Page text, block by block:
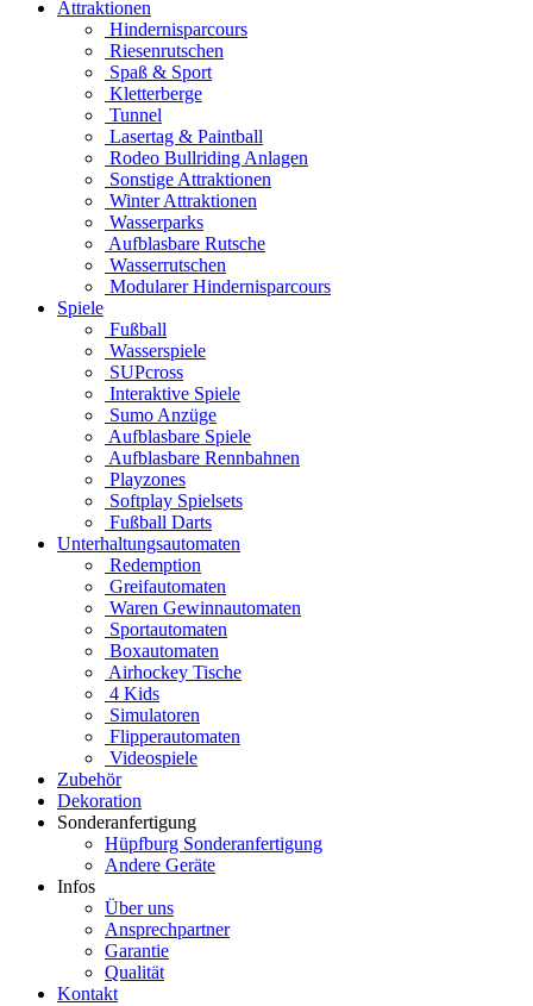
Attraktionen
Hindernisparcours
Riesenrutschen
Spaß & Sport
Kletterberge
Tunnel
Lasertag & Paintball
Rodeo Bullriding Anlagen
Sonstige Attraktionen
Winter Attraktionen
Wasserparks
Aufblasbare Rutsche
Wasserrutschen
Modularer Hindernisparcours
Spiele
Fußball
Wasserspiele
SUPcross
Interaktive Spiele
Sumo Anzüge
Aufblasbare Spiele
Aufblasbare Rennbahnen
Playzones
Softplay Spielsets
Fußball Darts
Unterhaltungsautomaten
Redemption
Greifautomaten
Waren Gewinnautomaten
Sportautomaten
Boxautomaten
Airhockey Tische
4 Kids
Simulatoren
Flipperautomaten
Videospiele
Zubehör
Dekoration
Sonderanfertigung
Hüpfburg Sonderanfertigung
Andere Geräte
Infos
Über uns
Ansprechpartner
Garantie
Qualität
Kontakt